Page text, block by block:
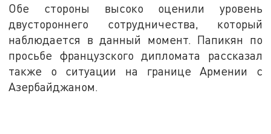
Обе стороны высоко оценили уровень
двустороннего сотрудничества, который
наблюдается в данный момент. Папикян по
просьбе французского дипломата рассказал
также о ситуации на границе Армении с
Азербайджаном.